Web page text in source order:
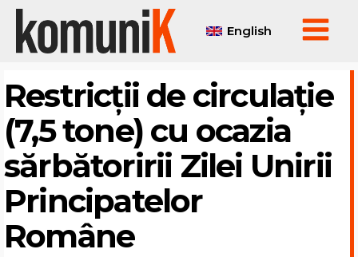
English
Restricții de circulație
(7,5 tone) cu ocazia
sărbătoririi Zilei Unirii
Principatelor
Române